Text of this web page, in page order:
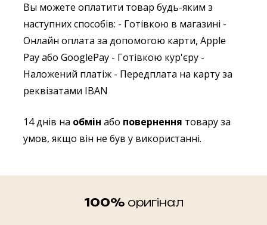
Вы можете оплатити товар будь-яким з
наступних способів: - Готівкою в магазині -
Онлайн оплата за допомогою карти, Apple
Pay або GooglePay - Готівкою кур'єру -
Наложений платіж - Передплата на карту за
реквізатами IBAN
14 днів на обмін або повернення товару за
умов, якщо він не був у використанні.
100%оригінал